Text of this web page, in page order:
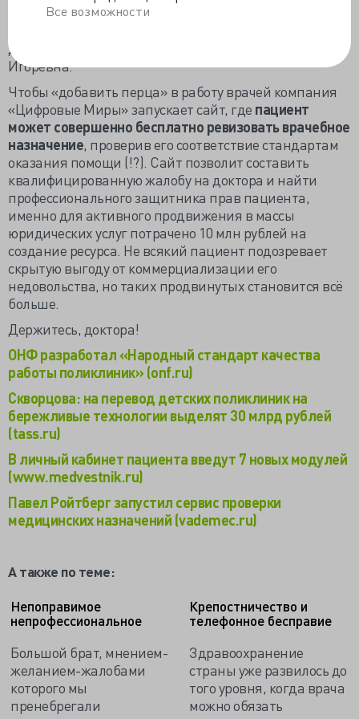
Все возможности
медицинскую карту и получение эпикриза, а также
документации», - на брифинге сообщила Вероника
Игоревна.
Чтобы «добавить перца» в работу врачей компания
«Цифровые Миры» запускает сайт, где пациент
может совершенно бесплатно ревизовать врачебное
назначение, проверив его соответствие стандартам
оказания помощи (!?). Сайт позволит составить
квалифицированную жалобу на доктора и найти
профессионального защитника прав пациента,
именно для активного продвижения в массы
юридических услуг потрачено 10 млн рублей на
создание ресурса. Не всякий пациент подозревает
скрытую выгоду от коммерциализации его
недовольства, но таких продвинутых становится всё
больше.
Держитесь, доктора!
ОНФ разработал «Народный стандарт качества
работы поликлиник» (onf.ru)
Скворцова: на перевод детских поликлиник на
бережливые технологии выделят 30 млрд рублей
(tass.ru)
В личный кабинет пациента введут 7 новых модулей
(www.medvestnik.ru)
Павел Ройтберг запустил сервис проверки
медицинских назначений (vademec.ru)
А также по теме:
Непоправимое
непрофессиональное
Большой брат, мнением-
желанием-жалобами
которого мы
пренебрегали
Крепостничество и
телефонное бесправие
Здравоохранение
страны уже развилось до
того уровня, когда врача
можно обязать